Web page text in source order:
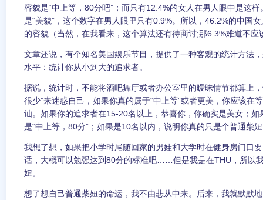
容貌是“中上等，80分吧”；而只有12.4%的女人在男人眼中是这
是“美貌”，这个数字在男人眼里只有0.9%。所以，46.2%的中国
的容貌（当然，在我看来，这个算法还有待商讨;那6.3%难道不应
文章还说，有个知名美国娱乐节目，提供了一种客观的统计方法
水平：统计你从小到大的追求者。
据说，统计时，不能将酒吧舞厅或者办公室里的暧昧情节都算上
很少”来迷惑自己，如果你真的属于“中上等”或者更美，你应该在
讪。如果你的追求者在15-20名以上，恭喜你，你确实是美女；
是“中上等，80分”；如果是10名以内，说明你真的只是个普通柴
我想了想，如果把小学时尾随回家的男娃和大学时在健身房门口
话，大概可以勉强达到80分的标准吧……但是我是在THU，所以
妞。
想了想自己普通柴妞的命运，我不由悲从中来。后来，我就默默